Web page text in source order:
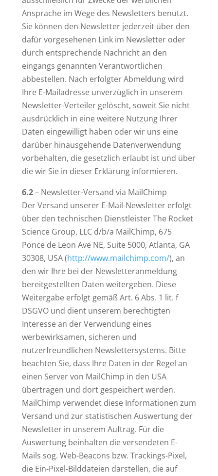
Ansprache im Wege des Newsletters benutzt.
Sie können den Newsletter jederzeit über den
dafür vorgesehenen Link im Newsletter oder
durch entsprechende Nachricht an den
eingangs genannten Verantwortlichen
abbestellen. Nach erfolgter Abmeldung wird
Ihre E-Mailadresse unverzüglich in unserem
Newsletter-Verteiler gelöscht, soweit Sie nicht
ausdrücklich in eine weitere Nutzung Ihrer
Daten eingewilligt haben oder wir uns eine
darüber hinausgehende Datenverwendung
vorbehalten, die gesetzlich erlaubt ist und über
die wir Sie in dieser Erklärung informieren.
6.2– Newsletter-Versand via MailChimp
Der Versand unserer E-Mail-Newsletter erfolgt
über den technischen Dienstleister The Rocket
Science Group, LLC d/b/a MailChimp, 675
Ponce de Leon Ave NE, Suite 5000, Atlanta, GA
30308, USA (http://www.mailchimp.com/), an
den wir Ihre bei der Newsletteranmeldung
bereitgestellten Daten weitergeben. Diese
Weitergabe erfolgt gemäß Art. 6 Abs. 1 lit. f
DSGVO und dient unserem berechtigten
Interesse an der Verwendung eines
werbewirksamen, sicheren und
nutzerfreundlichen Newslettersystems. Bitte
beachten Sie, dass Ihre Daten in der Regel an
einen Server von MailChimp in den USA
übertragen und dort gespeichert werden.
MailChimp verwendet diese Informationen zum
Versand und zur statistischen Auswertung der
Newsletter in unserem Auftrag. Für die
Auswertung beinhalten die versendeten E-
Mails sog. Web-Beacons bzw. Trackings-Pixel,
die Ein-Pixel-Bilddateien darstellen, die auf